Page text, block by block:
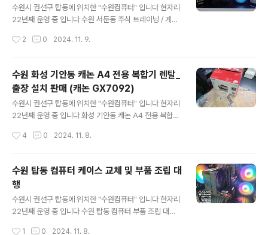
적
수원시 권선구 탑동에 위치한 "수원컴퓨터" 입니다 현자리
22년째 운영 중 입니다 수원 서둔동 주식 트레이닝 / 게임
다 주식 장마감 이후에는 공부도 하고 게임도 한다고 합니
해 주셨습니다 모니터는 4K 3대 사용하고 계시는데 추후
추가 될수도 있다고 합니다 CPU는 무난하게 라이젠 R
5 제품에 메모리는 32GB 작업창을 많이 사용하신다고 합
니다 SSD는 속도 빠른 제품으로..하고 쿨러는 수랭쿨러 요
청해 주셨습니다 메인보드 [ASUS] PRIME A620M-A
그래픽 포트 지원도 좋고 M.2 슬롯도 2개에 PCIe 4.0 을
2 0 2024. 11. 9.
수원 화성 기안동 캐논 A4 전용 복합기 렌탈_
출장 설치 판매 (캐논 GX7092)
수원시 권선구 탑동에 위치한 "수원컴퓨터" 입니다 현자리
22년째 운영 중 입니다 화성 기안동 캐논 A4 전용 복합기
고장 5년정도 사용하셨는데 더 이상 고쳐서 사용하기가 에
용지 카세트가 상단 / 하단 있는 복합기로 선택 [Canon]
MAXIFY GX7092 정품 무한잉크 복합기정품무한잉크젯
/ 컬러 / A4 / 41~50ppm / 흑백:21~30ipm / 21~30p
pm / 컬러:11~20ipm / 301~400매이하 / 터치스크린L
4 0 2024. 11. 8.
수원 탑동 컴퓨터 케이스 교체 및 부품 조립 대
행
수원시 권선구 탑동에 위치한 "수원컴퓨터" 입니다 한자리
22년째 운영 중 입니다 수원 탑동 컴퓨터 부품 조립 대
1 0 2024. 11. 8.